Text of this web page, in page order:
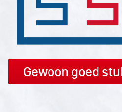
Gewoon goed
Offerte aanvragen
Contact